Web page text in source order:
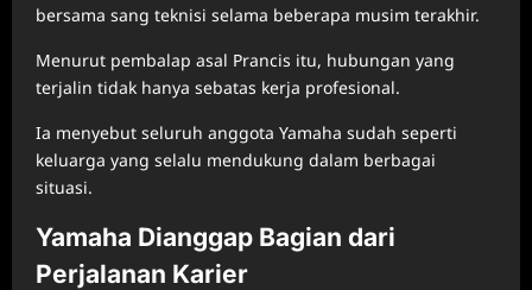
bersama sang teknisi selama beberapa musim terakhir.
Menurut pembalap asal Prancis itu, hubungan yang
terjalin tidak hanya sebatas kerja profesional.
Ia menyebut seluruh anggota Yamaha sudah seperti
keluarga yang selalu mendukung dalam berbagai
situasi.
Yamaha Dianggap Bagian dari
Perjalanan Karier